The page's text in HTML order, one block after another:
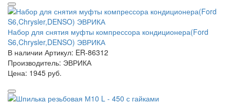
Набор для снятия муфты компрессора кондиционера(Ford
S6,Chrysler,DENSO) ЭВРИКА
В наличии Артикул: ER-86312
Производитель: ЭВРИКА
Цена: 1945 руб.